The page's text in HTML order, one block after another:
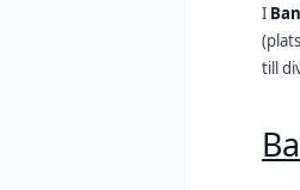
I
till